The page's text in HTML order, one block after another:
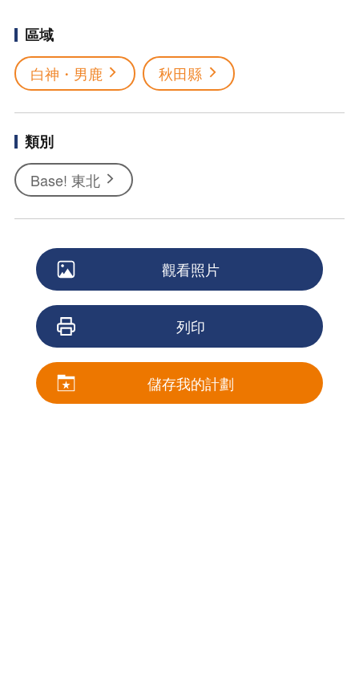
區域
白神・男鹿
秋田縣
類別
Base! 東北
觀看照片
列印
儲存我的計劃